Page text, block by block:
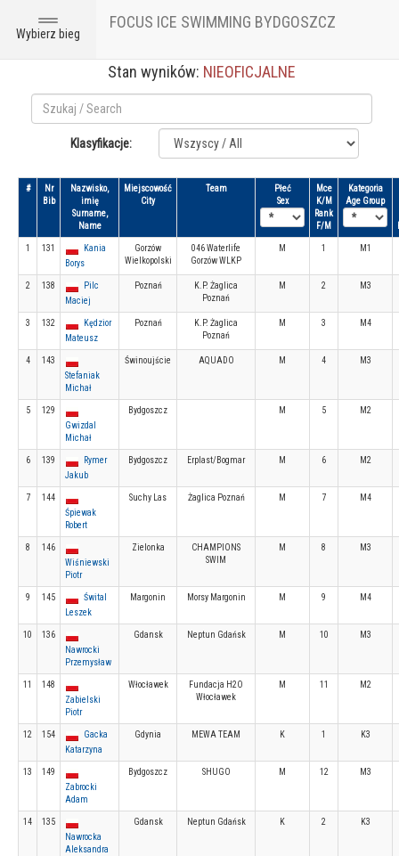
Toggle
navigation
Wybierz bieg
FOCUS ICE SWIMMING BYDGOSZCZ
Stan wyników: NIEOFICJALNE
Klasyfikacje:
#
Nr
Bib
Nazwisko,
imię
Surname,
Name
Miejscowość
City
Team
Płeć
Sex
Mce
K/M
Rank
F/M
Kategoria
Age Group
1 131
Kania
Borys
Gorzów
Wielkopolski
046 Waterlife
Gorzów WLKP
M 1 M1
2 138
Pilc
Maciej
Poznań
K.P. Żaglica
Poznań
M 2 M3
3 132
Kędzior
Mateusz
Poznań
K.P. Żaglica
Poznań
M 3 M4
4
143
Stefaniak
Michał
Świnoujście AQUADO M 4 M3
5
129
Gwizdal
Michał
Bydgoszcz M 5 M2
6 139
Rymer
Jakub
Bydgoszcz Erplast/Bogmar M 6 M2
7
144
Śpiewak
Robert
Suchy Las Żaglica Poznań M 7 M4
8
146
Wiśniewski
Piotr
Zielonka
CHAMPIONS
SWIM
M 8 M3
9 145
Śwital
Leszek
Margonin Morsy Margonin M 9 M4
10
136
Nawrocki
Przemysław
Gdansk Neptun Gdańsk M 10 M3
11
148
Zabielski
Piotr
Włocławek
Fundacja H2O
Włocławek
M 11 M2
12 154
Gacka
Katarzyna
Gdynia MEWA TEAM K 1 K3
13
149
Zabrocki
Adam
Bydgoszcz SHUGO M 12 M3
14
135
Nawrocka
Aleksandra
Gdansk Neptun Gdańsk K 2 K3